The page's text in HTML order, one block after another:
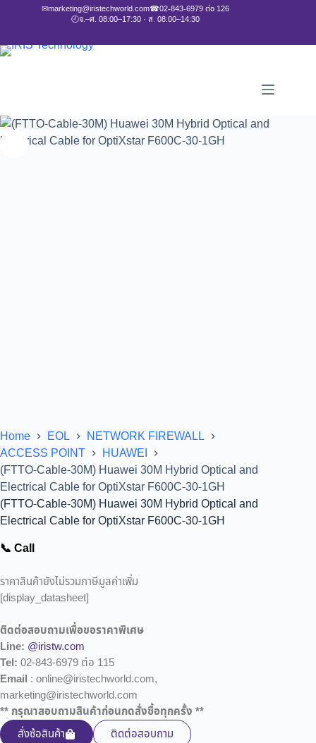
✉marketing@iristechworld.com☎02-843-6979 ต่อ 126
🕘จ.–ศ. 08:00–17:30 · ส. 08:00–14:30
Home EOL
NETWORK FIREWALL
ACCESS POINT
HUAWEI
(FTTO-Cable-30M) Huawei 30M Hybrid Optical and
Electrical Cable for OptiXstar F600C-30-1GH
(FTTO-Cable-30M) Huawei 30M Hybrid Optical and
Electrical Cable for OptiXstar F600C-30-1GH
📞 Call
ราคาสินค้ายังไม่รวมภาษีมูลค่าเพิ่ม
[display_datasheet]
ติดต่อสอบถามเพื่อขอราคาพิเศษ
Line: @iristw.com
Tel: 02-843-6979 ต่อ 115
Email : online@iristechworld.com,
marketing@iristechworld.com
** กรุณาสอบถามสินค้าก่อนกดสั่งซื้อทุกครั้ง **
สั่งซ้อสินค้า
ติดต่อสอบถาม